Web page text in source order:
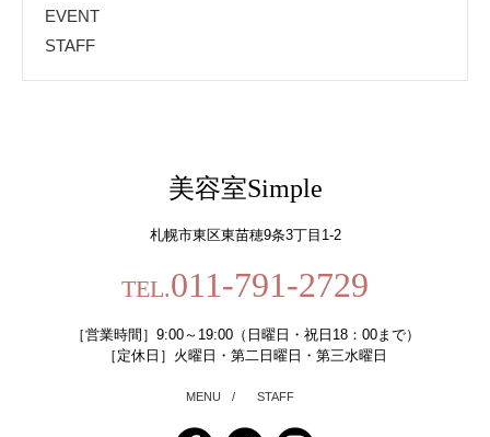
EVENT
STAFF
美容室Simple
札幌市東区東苗穂9条3丁目1-2
TEL.011-791-2729
［営業時間］9:00～19:00（日曜日・祝日18：00まで）
［定休日］火曜日・第二日曜日・第三水曜日
MENU / STAFF